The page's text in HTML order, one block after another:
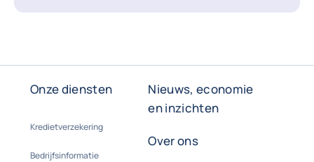
Onze diensten
Kredietverzekering
Bedrijfsinformatie
Nieuws, economie
en inzichten
Over ons